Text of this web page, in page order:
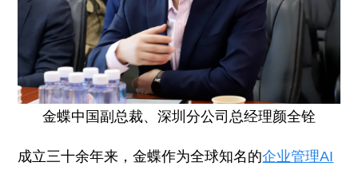
金蝶中国副总裁、深圳分公司总经理颜全铨
成立三十余年来，金蝶作为全球知名的企业管理AI